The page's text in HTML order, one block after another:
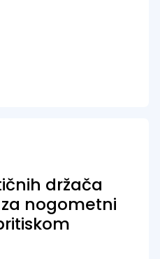
držača
nogometni